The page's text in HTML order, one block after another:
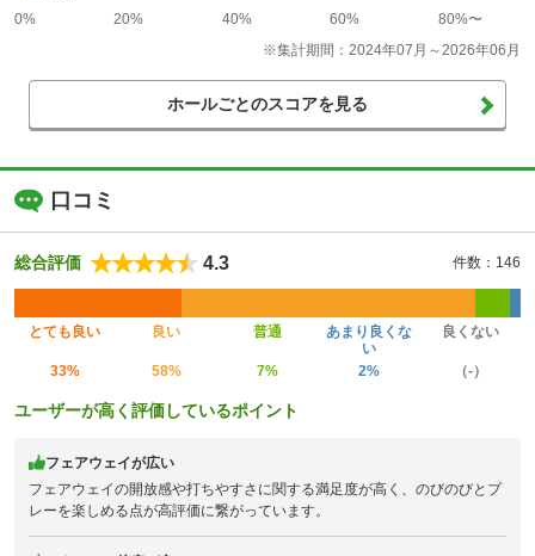
0%
20% 40% 60%
80%〜
※集計期間：2024年07月～2026年06月
ホールごとのスコアを見る
口コミ
総合評価 4.3 件数：146
とても良い 良い 普通
あまり良くな
い
良くない
33% 58% 7% 2% （-）
ユーザーが高く評価しているポイント
フェアウェイが広い
フェアウェイの開放感や打ちやすさに関する満足度が高く、のびのびとプ
レーを楽しめる点が高評価に繋がっています。